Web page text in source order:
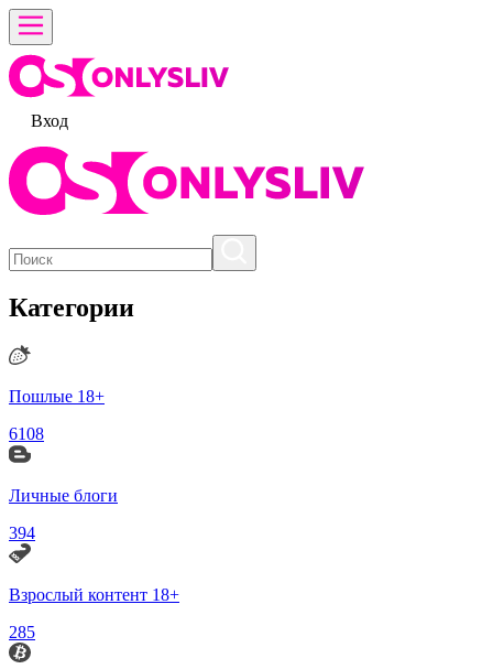
Вход
Категории
Пошлые 18+
6108
Личные блоги
394
Взрослый контент 18+
285